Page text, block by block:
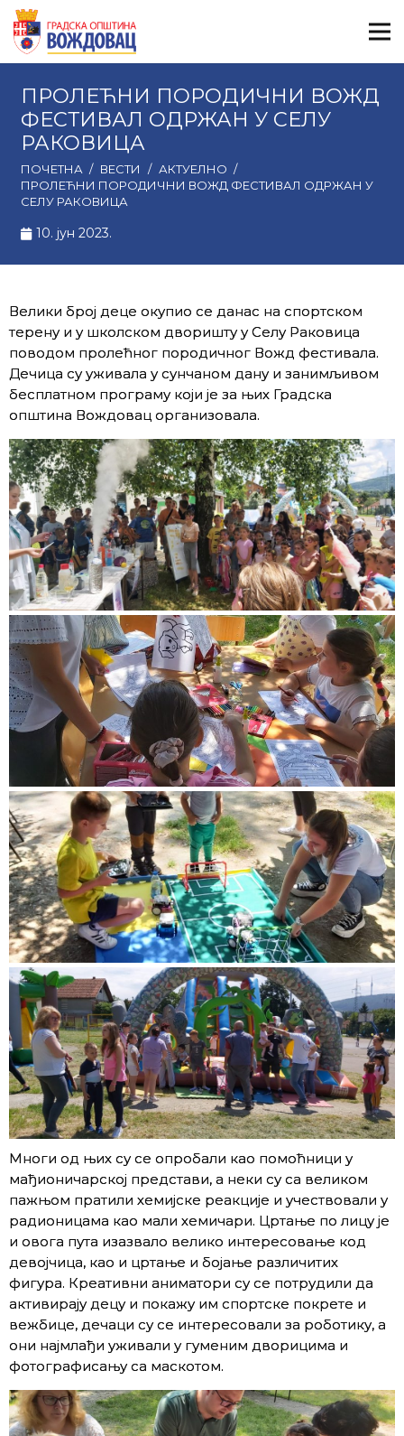
ПРОЛЕЋНИ ПОРОДИЧНИ ВОЖД
ФЕСТИВАЛ ОДРЖАН У СЕЛУ
РАКОВИЦА
ПОЧЕТНА / ВЕСТИ / АКТУЕЛНО /
ПРОЛЕЋНИ ПОРОДИЧНИ ВОЖД ФЕСТИВАЛ ОДРЖАН У
СЕЛУ РАКОВИЦА
10. јун 2023.
Велики број деце окупио се данас на спортском
терену и у школском дворишту у Селу Раковица
поводом пролећног породичног Вожд фестивала.
Дечица су уживала у сунчаном дану и занимљивом
бесплатном програму који је за њих Градска
општина Вождовац организовала.
Многи од њих су се опробали као помоћници у
мађионичарској представи, а неки су са великом
пажњом пратили хемијске реакције и учествовали у
радионицама као мали хемичари. Цртање по лицу је
и овога пута изазвало велико интересовање код
девојчица, као и цртање и бојање различитих
фигура. Креативни аниматори су се потрудили да
активирају децу и покажу им спортске покрете и
вежбице, дечаци су се интересовали за роботику, а
они најмлађи уживали у гуменим дворицима и
фотографисању са маскотом.